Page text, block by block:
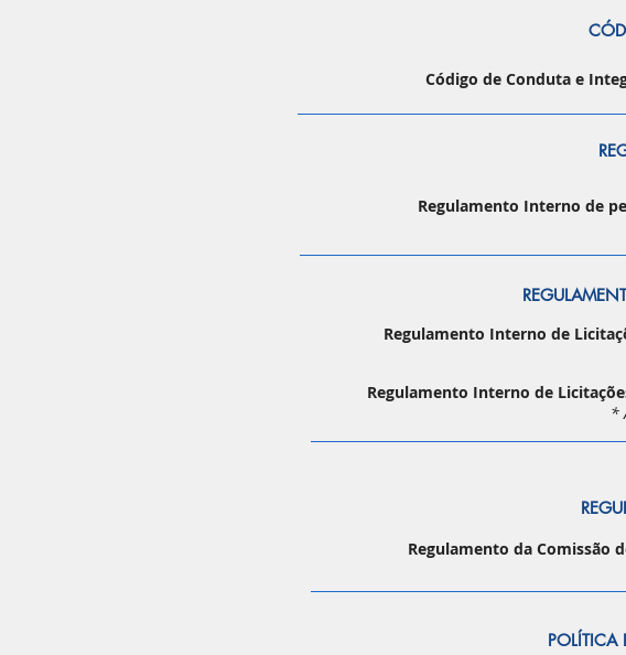
Código de Conduta e
Regulamento Interno de
Regulamento Interno de
Regulamento Interno de
*
Regulamento da Comissão
POLÍTICA